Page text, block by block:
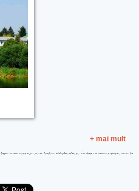
+ mai mult